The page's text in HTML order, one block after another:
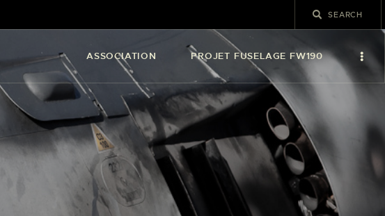
ASSOCIATION PROJET FUSELAGE FW190